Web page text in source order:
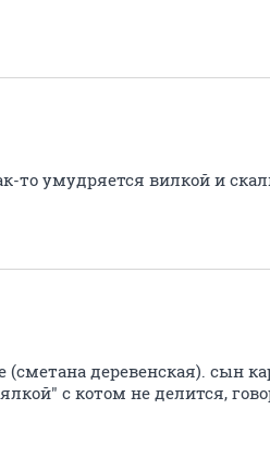
то умудряется вилкой и
деревенская). сын
с котом не делится,